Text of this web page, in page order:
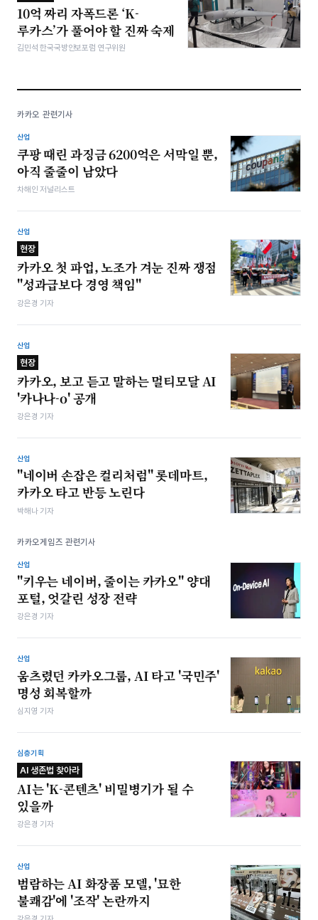
10억 짜리 자폭드론 ‘K-
루카스’가 풀어야 할 진짜 숙제
김민석 한국국방안보포럼 연구위원
카카오 관련기사
산업
쿠팡 때린 과징금 6200억은 서막일 뿐,
아직 줄줄이 남았다
차해인 저널리스트
산업
현장
카카오 첫 파업, 노조가 겨눈 진짜 쟁점
"성과급보다 경영 책임"
강은경 기자
산업
현장
카카오, 보고 듣고 말하는 멀티모달 AI
'카나나-o' 공개
강은경 기자
산업
"네이버 손잡은 컬리처럼" 롯데마트,
카카오 타고 반등 노린다
박해나 기자
카카오게임즈 관련기사
산업
"키우는 네이버, 줄이는 카카오" 양대
포털, 엇갈린 성장 전략
강은경 기자
산업
움츠렸던 카카오그룹, AI 타고 '국민주'
명성 회복할까
심지영 기자
심층기획
AI 생존법 찾아라
AI는 'K-콘텐츠' 비밀병기가 될 수
있을까
강은경 기자
산업
범람하는 AI 화장품 모델, '묘한
불쾌감'에 '조작' 논란까지